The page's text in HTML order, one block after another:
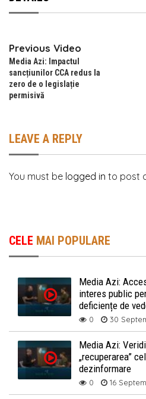
Previous Video
Media Azi: Impactul
sancțiunilor CCA redus la
zero de o legislație
permisivă
LEAVE A REPLY
You must be logged in to post
CELE MAI POPULARE
Media Azi:
interes public
deficiențe de
0 30
Media Azi:
„recuperarea”
dezinformare
0 16